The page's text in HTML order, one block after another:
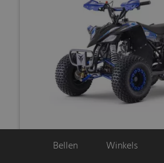
1149,-
Bellen Winkels